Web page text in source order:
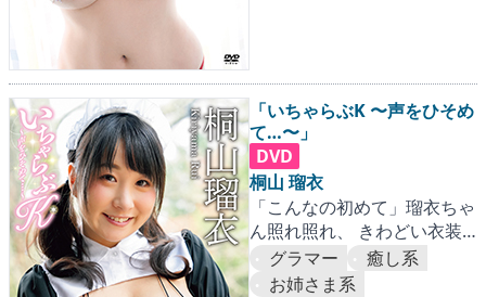
「いちゃらぶK 〜声をひそめ
て…〜」
DVD
桐山 瑠衣
「こんなの初めて」瑠衣ちゃ
ん照れ照れ、 きわどい衣装
で弄ばれる爆乳Kカップ！
グラマー
癒し系
お姉さま系